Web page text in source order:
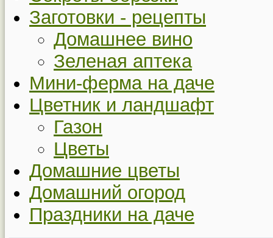
Заготовки - рецепты
Домашнее вино
Зеленая аптека
Мини-ферма на даче
Цветник и ландшафт
Газон
Цветы
Домашние цветы
Домашний огород
Праздники на даче